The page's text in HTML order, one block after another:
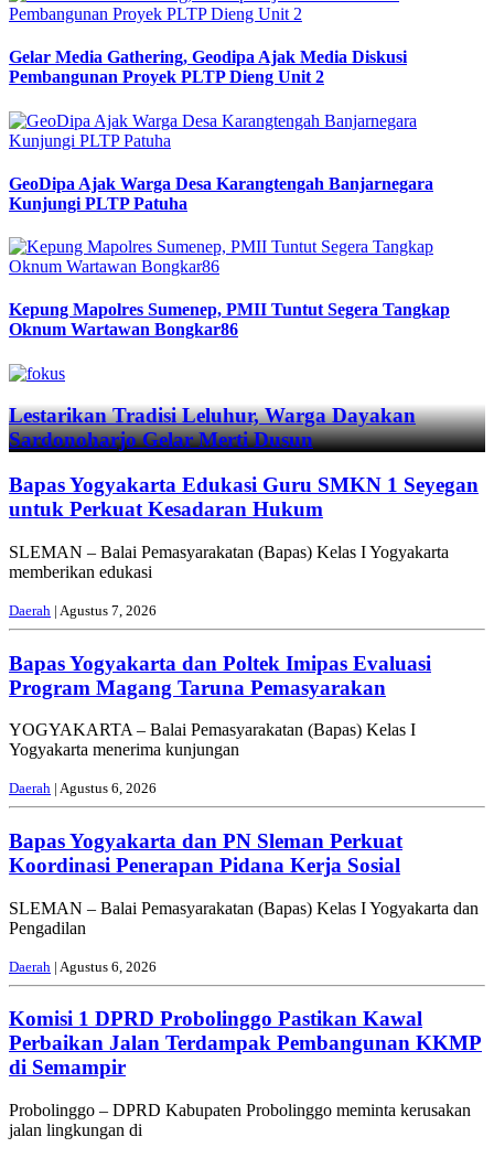
Gelar Media Gathering, Geodipa Ajak Media Diskusi
Pembangunan Proyek PLTP Dieng Unit 2
GeoDipa Ajak Warga Desa Karangtengah Banjarnegara
Kunjungi PLTP Patuha
Kepung Mapolres Sumenep, PMII Tuntut Segera Tangkap
Oknum Wartawan Bongkar86
Previous
Next
Lestarikan Tradisi Leluhur, Warga Dayakan
Sardonoharjo Gelar Merti Dusun
Bapas Yogyakarta Edukasi Guru SMKN 1 Seyegan
untuk Perkuat Kesadaran Hukum
SLEMAN – Balai Pemasyarakatan (Bapas) Kelas I Yogyakarta
memberikan edukasi
Daerah | Agustus 7, 2026
Bapas Yogyakarta dan Poltek Imipas Evaluasi
Program Magang Taruna Pemasyarakan
YOGYAKARTA – Balai Pemasyarakatan (Bapas) Kelas I
Yogyakarta menerima kunjungan
Daerah | Agustus 6, 2026
Bapas Yogyakarta dan PN Sleman Perkuat
Koordinasi Penerapan Pidana Kerja Sosial
SLEMAN – Balai Pemasyarakatan (Bapas) Kelas I Yogyakarta dan
Pengadilan
Daerah | Agustus 6, 2026
Komisi 1 DPRD Probolinggo Pastikan Kawal
Perbaikan Jalan Terdampak Pembangunan KKMP
di Semampir
Probolinggo – DPRD Kabupaten Probolinggo meminta kerusakan
jalan lingkungan di